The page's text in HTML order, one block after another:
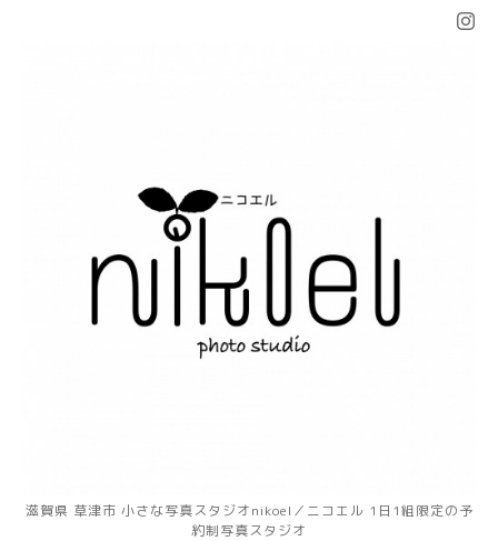
滋賀県 草津市 小さな写真スタジオnikoel／ニコエル 1日1組限定の予
約制写真スタジオ